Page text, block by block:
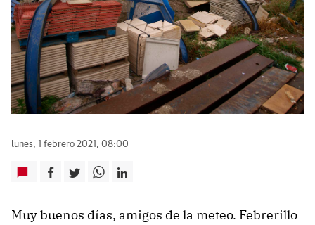
lunes, 1 febrero 2021, 08:00
Muy buenos días, amigos de la meteo. Febrerillo